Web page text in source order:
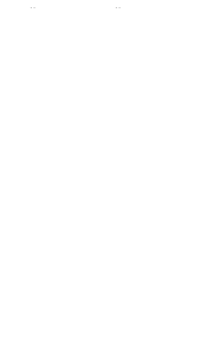
neaşteptată